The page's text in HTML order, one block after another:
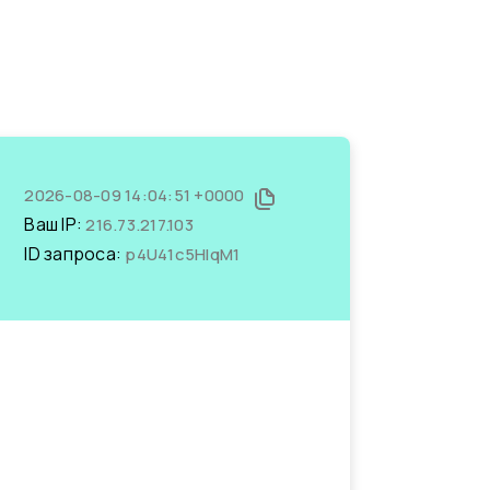
2026-08-09 14:04:51 +0000
Ваш IP:216.73.217.103
ID запроса: p4U41c5HlqM1